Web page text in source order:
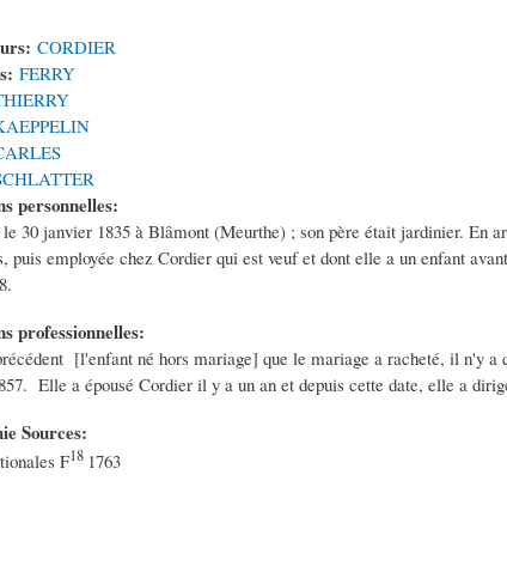
CORDIER
FERRY
personnelles:
30 janvier 1835 à Blâmont (Meurthe) ; son père était jardinier. En
puis employée chez Cordier qui est veuf et dont elle a un enfant
professionnelles:
[l'enfant né hors mariage] que le mariage a racheté, il n'y
Elle a épousé Cordier il y a un an et depuis cette date, elle a
Sources:
F18 1763